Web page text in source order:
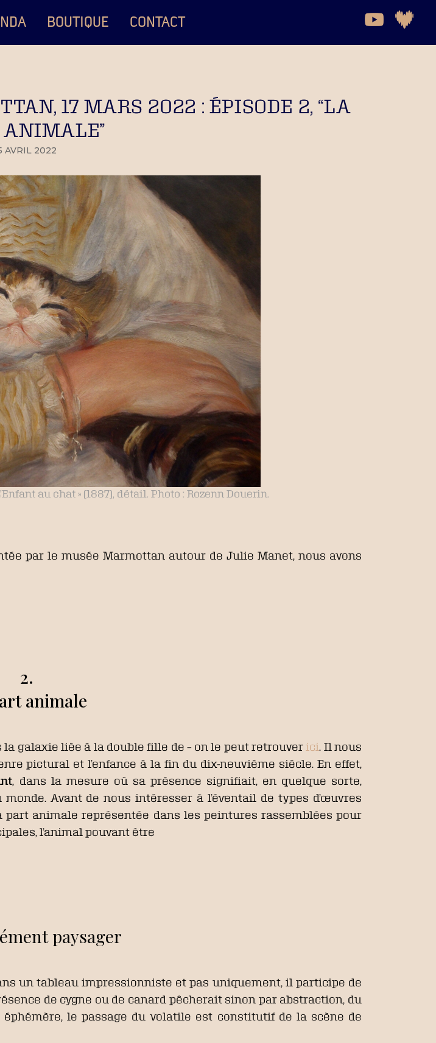
BOUTIQUE CONTACT
17 MARS 2022 : ÉPISODE 2, “LA
ANIMALE”
AVRIL 2022
au chat » (1887), détail. Photo : Rozenn Douerin.
par le musée Marmottan autour de Julie Manet, nous avons
2.
animale
la galaxie liée à la double fille de – on le peut retrouverici. Il nous
pictural et l’enfance à la fin du dix-neuvième siècle. En effet,
, dans la mesure où sa présence signifiait, en quelque sorte,
Avant de nous intéresser à l’éventail de types d’œuvres
part animale représentée dans les peintures rassemblées pour
l’animal pouvant être
paysager
un tableau impressionniste et pas uniquement, il participe de
de cygne ou de canard pêcherait sinon par abstraction, du
le passage du volatile est constitutif de la scène de